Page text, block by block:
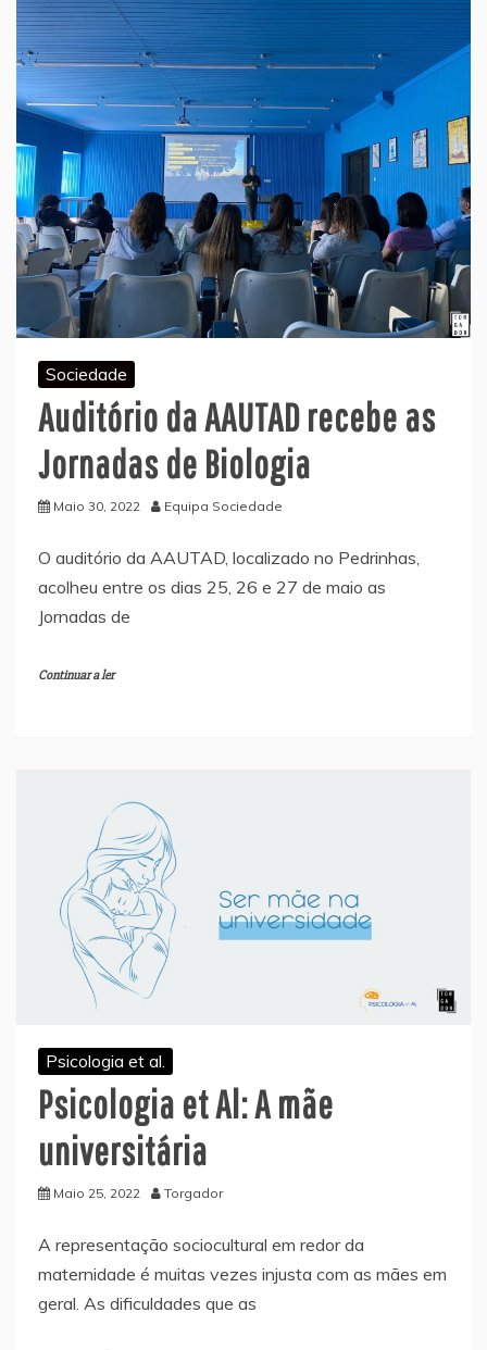
Sociedade
Auditório da AAUTAD recebe as
Jornadas de Biologia
Maio 30, 2022 Equipa Sociedade
O auditório da AAUTAD, localizado no Pedrinhas,
acolheu entre os dias 25, 26 e 27 de maio as
Jornadas de
Continuar a ler
Psicologia et al.
Psicologia et Al: A mãe
universitária
Maio 25, 2022 Torgador
A representação sociocultural em redor da
maternidade é muitas vezes injusta com as mães em
geral. As dificuldades que as